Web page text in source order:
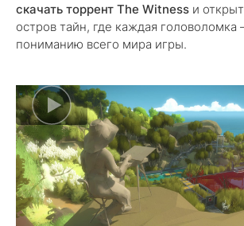
скачать торрент The Witness и
остров тайн, где каждая головоломка
пониманию всего мира игры.